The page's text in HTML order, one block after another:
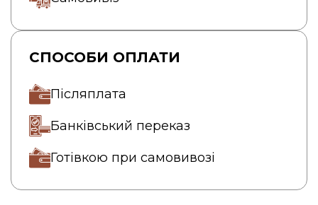
СПОСОБИ ОПЛАТИ
Післяплата
Банківський переказ
Готівкою при самовивозі